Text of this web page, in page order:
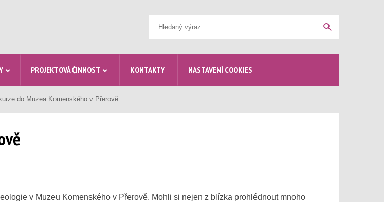
Hledat
PROJEKTOVÁ ČINNOST KONTAKTY NASTAVENÍ COOKIES
do Muzea Komenského v Přerově
v Muzeu Komenského v Přerově. Mohli si nejen z blízka prohlédnout mnoho